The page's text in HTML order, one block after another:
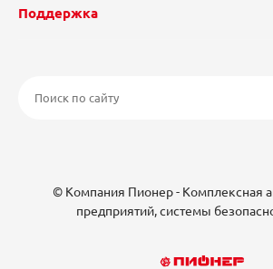
Поддержка
© Компания Пионер - Комплексная
предприятий, системы